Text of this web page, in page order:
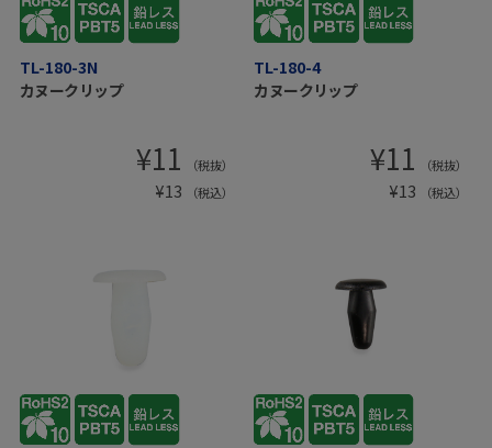
TL-180-3N
カヌークリップ
¥11 （税抜）
¥13 （税込）
TL-180-4
カヌークリップ
¥11 （税抜）
¥13 （税込）